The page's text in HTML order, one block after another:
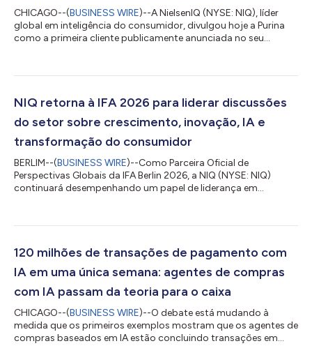
CHICAGO--(BUSINESS WIRE)--A NielsenIQ (NYSE: NIQ), líder
global em inteligência do consumidor, divulgou hoje a Purina
como a primeira cliente publicamente anunciada no seu
organizações globais nas áreas de cuidado pessoal, cuidado
anúncios de mais clientes e estudos de caso esperados à
medida que os engajamentos evoluem. Através da ConnectAI,...
NIQ retorna à IFA 2026 para liderar discussões
do setor sobre crescimento, inovação, IA e
transformação do consumidor
BERLIM--(BUSINESS WIRE)--Como Parceira Oficial de
Perspectivas Globais da IFA Berlin 2026, a NIQ (NYSE: NIQ)
continuará desempenhando um papel de liderança em
as forças que remodelam o crescimento, a inovação e o
executivos, mesas redondas, inteligência de mercado exclusiva
e interações estratégicas com clientes (incluindo a...
120 milhões de transações de pagamento com
IA em uma única semana: agentes de compras
com IA passam da teoria para o caixa
CHICAGO--(BUSINESS WIRE)--O debate está mudando à
medida que os primeiros exemplos mostram que os agentes de
compras baseados em IA estão concluindo transações em